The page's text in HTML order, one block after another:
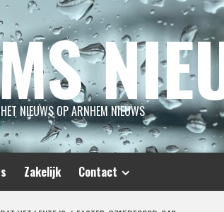
NIEUWS OP ARNHEM NIEUWS
Zakelijk Contact